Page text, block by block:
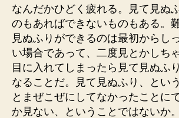
なんだかひどく疲れる。見て見ぬ
のもあればできないものもある。
見ぬふりができるのは最初からし
い場合であって、二度見とかしち
目に入れてしまったら見て見ぬふ
なることだ。見て見ぬふり、とい
とまぜこぜにしてなかったことに
か見ない、ということではないか